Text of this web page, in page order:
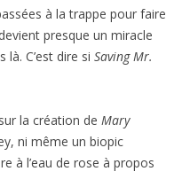
à la trappe pour faire
presque un miracle
C’est dire si Saving Mr.
la création de Mary
ni même un biopic
à l’eau de rose à propos